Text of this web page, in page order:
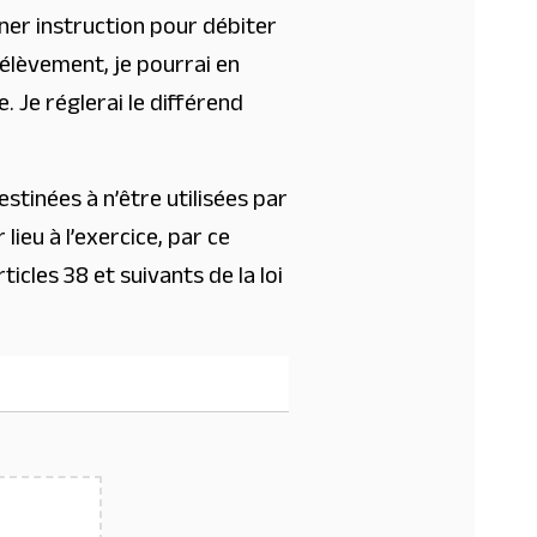
instruction pour débiter
je pourrai en
Je réglerai le différend
à n’être utilisées par
à l’exercice, par ce
38 et suivants de la loi